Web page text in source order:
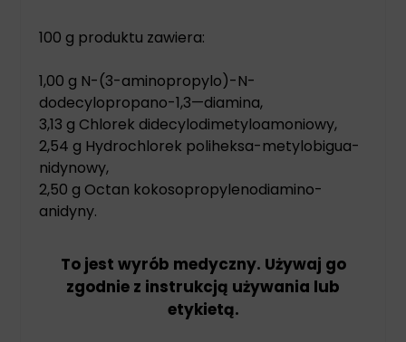
100 g produktu zawiera:
1,00 g N-(3-aminopropylo)-N-
dodecylopropano-1,3—diamina,
3,13 g Chlorek didecylodimetyloamoniowy,
2,54 g Hydrochlorek poliheksa-metylobigua-
nidynowy,
2,50 g Octan kokosopropylenodiamino-
anidyny.
To jest wyrób medyczny. Używaj go
zgodnie z instrukcją używania lub
etykietą.